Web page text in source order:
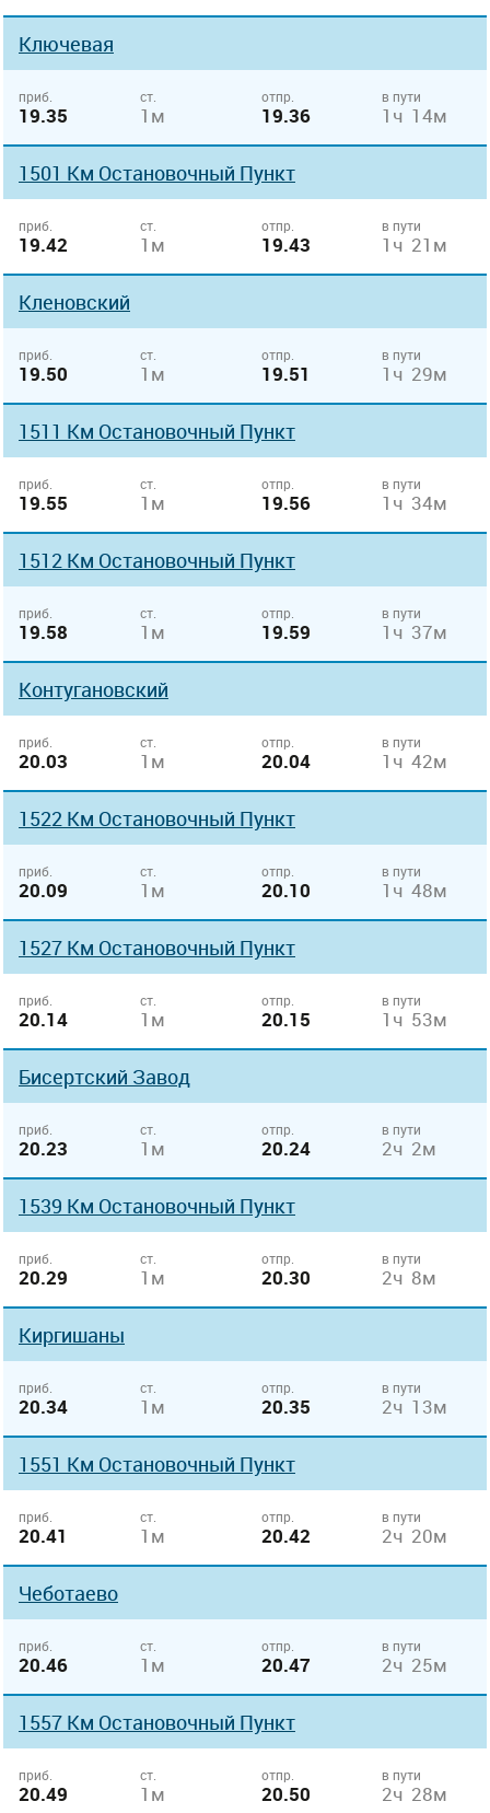
Ключевая
приб.
19.35
ст.
1м
отпр.
19.36
в пути
1ч 14м
1501 Км Остановочный Пункт
приб.
19.42
ст.
1м
отпр.
19.43
в пути
1ч 21м
Кленовский
приб.
19.50
ст.
1м
отпр.
19.51
в пути
1ч 29м
1511 Км Остановочный Пункт
приб.
19.55
ст.
1м
отпр.
19.56
в пути
1ч 34м
1512 Км Остановочный Пункт
приб.
19.58
ст.
1м
отпр.
19.59
в пути
1ч 37м
Контугановский
приб.
20.03
ст.
1м
отпр.
20.04
в пути
1ч 42м
1522 Км Остановочный Пункт
приб.
20.09
ст.
1м
отпр.
20.10
в пути
1ч 48м
1527 Км Остановочный Пункт
приб.
20.14
ст.
1м
отпр.
20.15
в пути
1ч 53м
Бисертский Завод
приб.
20.23
ст.
1м
отпр.
20.24
в пути
2ч 2м
1539 Км Остановочный Пункт
приб.
20.29
ст.
1м
отпр.
20.30
в пути
2ч 8м
Киргишаны
приб.
20.34
ст.
1м
отпр.
20.35
в пути
2ч 13м
1551 Км Остановочный Пункт
приб.
20.41
ст.
1м
отпр.
20.42
в пути
2ч 20м
Чеботаево
приб.
20.46
ст.
1м
отпр.
20.47
в пути
2ч 25м
1557 Км Остановочный Пункт
приб.
20.49
ст.
1м
отпр.
20.50
в пути
2ч 28м